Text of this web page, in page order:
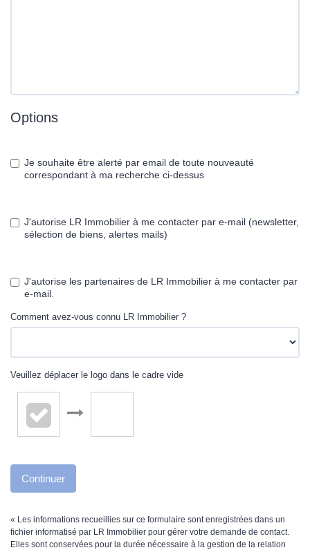
Options
Je souhaite être alerté par email de toute nouveauté
correspondant à ma recherche ci-dessus
J'autorise LR Immobilier à me contacter par e-mail (newsletter,
sélection de biens, alertes mails)
J'autorise les partenaires de LR Immobilier à me contacter par
e-mail.
Comment avez-vous connu LR Immobilier ?
Veuillez déplacer le logo dans le cadre vide
Continuer
« Les informations recueillies sur ce formulaire sont enregistrées dans un
fichier informatisé par LR Immobilier pour gérer votre demande de contact.
Elles sont conservées pour la durée nécessaire à la gestion de la relation